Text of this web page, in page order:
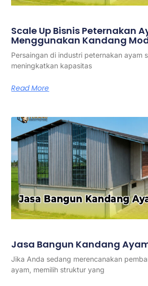
Scale Up Bisnis Peternakan
Menggunakan Kandang
Persaingan di industri peternakan ayam
meningkatkan kapasitas
Read More
Jasa Bangun Kandang
Jika Anda sedang merencanakan
ayam, memilih struktur yang